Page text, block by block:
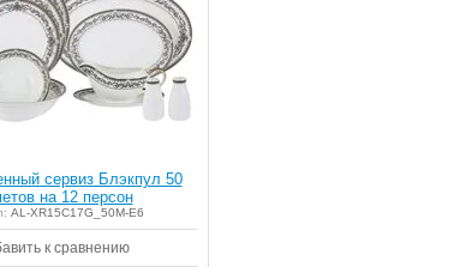
сервиз Блэкпул 50
на 12 персон
AL-XR15C17G_50M-E6
к сравнению